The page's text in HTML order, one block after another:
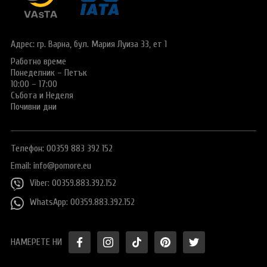
Е-ВИЗА ЗА РУСИЯ
ВИЗА за САУДИТСКА АРАБИЯ
Виза за Тайланд
Заявление за издаване на електронно разрешение за
пътуване до UK
ПОДАРЪЧЕН ВАУЧЕР ЗА ПЪТУВАНЕ
ОЩЕ
Общи условия
Политика за
поверителност
+359 883 392 152
Адрес: гр. Варна, бул. Мария Луиза 33, ет 1
Работно време
Понеделник – Петък
10:00 – 17:00
Събота и Неделя
Почивни дни
Телефон: 00359 883 392 152
Email: info@pomore.eu
Viber: 00359.883.392.152
WhatsApp: 00359.883.392.152
НАМЕРЕТЕ НИ